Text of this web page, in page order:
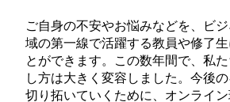
ご自身の不安やお悩みなどを、ビ
域の第一線で活躍する教員や修了
とができます。この数年間で、私
し方は大きく変容しました。今後
切り拓いていくために、オンライ